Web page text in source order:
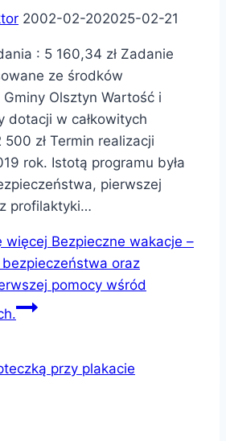
2002-02-202025-02-21
: 5 160,34 zł Zadanie
ze środków
Olsztyn Wartość i
dotacji w całkowitych
zł Termin realizacji
rok. Istotą programu była
pierwszej
profilaktyki…
więcej Bezpieczne wakacje –
oraz
pomocy wśród